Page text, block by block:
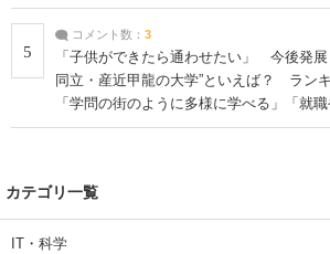
5
コメント数： 3
「子供ができたら通わせたい」 今後発展
同立・産近甲龍の大学”といえば？ ラン
「学問の街のように多様に学べる」「就
| 大学 ねとらぼリサーチ
カテゴリ一覧
IT・科学